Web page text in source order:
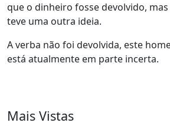
que o dinheiro fosse devolvido,
teve uma outra ideia.
A verba não foi devolvida, este
está atualmente em parte incerta.
Mais Vistas